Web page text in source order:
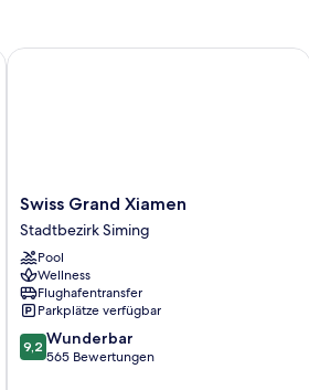
Swiss
Grand
Xiamen
Stadtbezirk
Siming
Swiss Grand Xiamen
Stadtbezirk Siming
Pool
Wellness
Flughafentransfer
Parkplätze verfügbar
9.2
von
9,2 Wunderbar
565 Bewertungen
Swiss Grand Xiamen